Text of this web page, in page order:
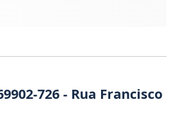
726 - Rua Francisco